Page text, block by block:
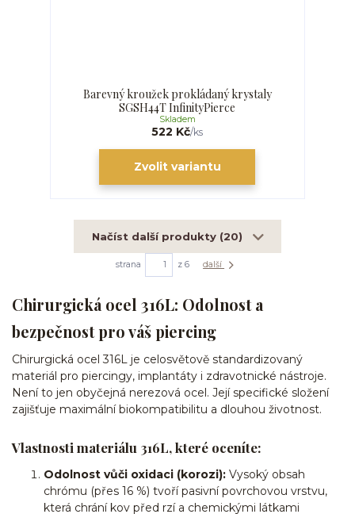
Barevný kroužek prokládaný krystaly
SGSH44T InfinityPierce
522 Kč/ks
Skladem
Zvolit variantu
Načíst další produkty (20)
strana z 6 další
Chirurgická ocel 316L: Odolnost a
bezpečnost pro váš piercing
Chirurgická ocel 316L je celosvětově standardizovaný
materiál pro piercingy, implantáty i zdravotnické nástroje.
Není to jen obyčejná nerezová ocel. Její specifické složení
zajišťuje maximální biokompatibilitu a dlouhou životnost.
Vlastnosti materiálu 316L, které oceníte:
Odolnost vůči oxidaci (korozi): Vysoký obsah
chrómu (přes 16 %) tvoří pasivní povrchovou vrstvu,
která chrání kov před rzí a chemickými látkami